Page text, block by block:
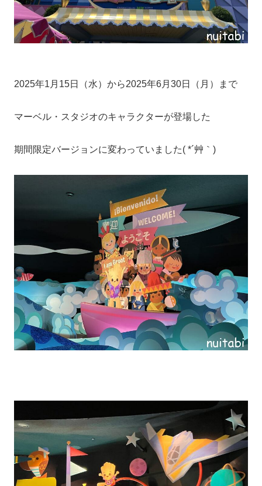
2025年1月15日（水）から2025年6月30日（月）まで
マーベル・スタジオのキャラクターが登場した
期間限定バージョンに変わっていました( *´艸｀)